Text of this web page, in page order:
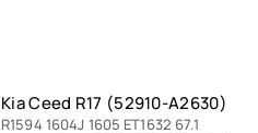
Kia Ceed R17 (52910-A2630)
R1594 1604J 1605 ET1632 67.1